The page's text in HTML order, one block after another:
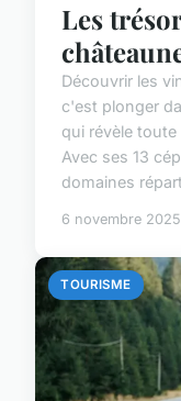
Les
Découvrir les
c'est plonger
qui révèle
Avec ses 13
domaines
6 novembre 2025
TOURISME